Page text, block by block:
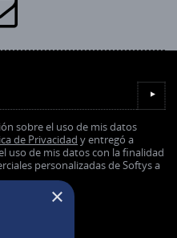
sobre el uso de mis datos
de Privacidad y entregó a
uso de mis datos con la finalidad
personalizadas de Softys a
▼
×